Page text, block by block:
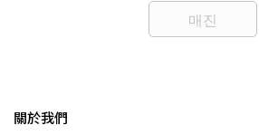
매진
關於我們